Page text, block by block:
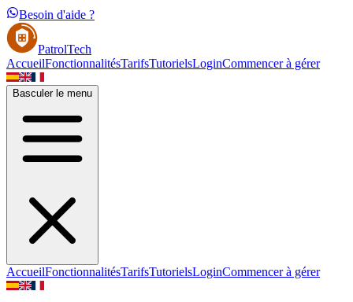
Besoin d'aide ?
PatrolTech
AccueilFonctionnalitésTarifsTutorielsLoginCommencer à gérer
Basculer le menu
AccueilFonctionnalitésTarifsTutorielsLoginCommencer à gérer